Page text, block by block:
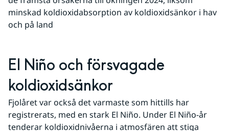
minskad koldioxidabsorption av koldioxidsänkor i hav
och på land
El Niño och försvagade
koldioxidsänkor
Fjolåret var också det varmaste som hittills har
registrerats, med en stark El Niño. Under El Niño-år
tenderar koldioxidnivåerna i atmosfären att stiga